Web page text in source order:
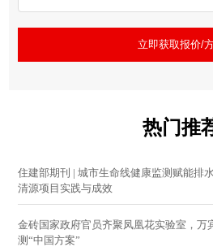
立即获取报价/
热门推
住建部期刊 | 城市生命线健康监测赋能排
清源项目实践与成效
金砖国家政府官员齐聚凤凰花实验室，万
测“中国方案”